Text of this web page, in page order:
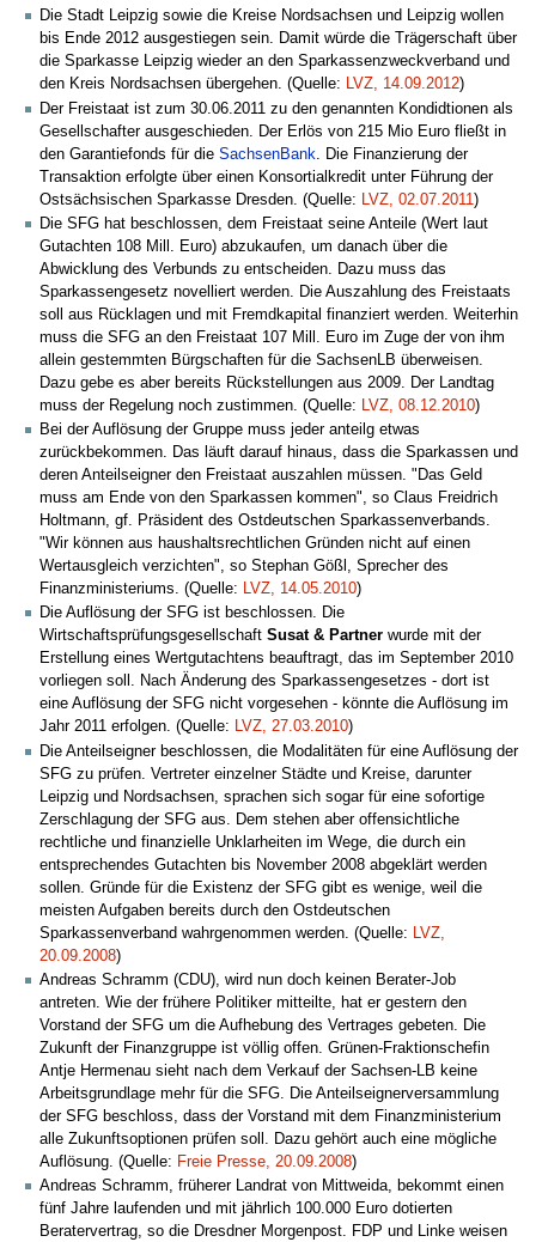
Die Stadt Leipzig sowie die Kreise Nordsachsen und Leipzig wollen
bis Ende 2012 ausgestiegen sein. Damit würde die Trägerschaft über
die Sparkasse Leipzig wieder an den Sparkassenzweckverband und
den Kreis Nordsachsen übergehen. (Quelle: LVZ, 14.09.2012)
Der Freistaat ist zum 30.06.2011 zu den genannten Kondidtionen als
Gesellschafter ausgeschieden. Der Erlös von 215 Mio Euro fließt in
den Garantiefonds für die SachsenBank . Die Finanzierung der
Transaktion erfolgte über einen Konsortialkredit unter Führung der
Ostsächsischen Sparkasse Dresden. (Quelle:
LVZ, 02.07.2011 )
Die SFG hat beschlossen, dem Freistaat seine Anteile (Wert laut
Gutachten 108 Mill. Euro) abzukaufen, um danach über die
Abwicklung des Verbunds zu entscheiden. Dazu muss das
Sparkassengesetz novelliert werden. Die Auszahlung des Freistaats
soll aus Rücklagen und mit Fremdkapital finanziert werden. Weiterhin
muss die SFG an den Freistaat 107 Mill. Euro im Zuge der von ihm
allein gestemmten Bürgschaften für die SachsenLB überweisen.
Dazu gebe es aber bereits Rückstellungen aus 2009. Der Landtag
muss der Regelung noch zustimmen. (Quelle: LVZ, 08.12.2010)
Bei der Auflösung der Gruppe muss jeder anteilg etwas
zurückbekommen. Das läuft darauf hinaus, dass die Sparkassen und
deren Anteilseigner den Freistaat auszahlen müssen. "Das Geld
muss am Ende von den Sparkassen kommen", so Claus Freidrich
Holtmann, gf. Präsident des Ostdeutschen Sparkassenverbands.
"Wir können aus haushaltsrechtlichen Gründen nicht auf einen
Wertausgleich verzichten", so Stephan Gößl, Sprecher des
Finanzministeriums. (Quelle: LVZ, 14.05.2010)
Die Auflösung der SFG ist beschlossen. Die
Wirtschaftsprüfungsgesellschaft Susat & Partner wurde mit der
Erstellung eines Wertgutachtens beauftragt, das im September 2010
vorliegen soll. Nach Änderung des Sparkassengesetzes - dort ist
eine Auflösung der SFG nicht vorgesehen - könnte die Auflösung im
Jahr 2011 erfolgen. (Quelle: LVZ, 27.03.2010)
Die Anteilseigner beschlossen, die Modalitäten für eine Auflösung der
SFG zu prüfen. Vertreter einzelner Städte und Kreise, darunter
Leipzig und Nordsachsen, sprachen sich sogar für eine sofortige
Zerschlagung der SFG aus. Dem stehen aber offensichtliche
rechtliche und finanzielle Unklarheiten im Wege, die durch ein
entsprechendes Gutachten bis November 2008 abgeklärt werden
sollen. Gründe für die Existenz der SFG gibt es wenige, weil die
meisten Aufgaben bereits durch den Ostdeutschen
Sparkassenverband wahrgenommen werden. (Quelle:
LVZ,
20.09.2008)
Andreas Schramm (CDU), wird nun doch keinen Berater-Job
antreten. Wie der frühere Politiker mitteilte, hat er gestern den
Vorstand der SFG um die Aufhebung des Vertrages gebeten. Die
Zukunft der Finanzgruppe ist völlig offen. Grünen-Fraktionschefin
Antje Hermenau sieht nach dem Verkauf der Sachsen-LB keine
Arbeitsgrundlage mehr für die SFG. Die Anteilseignerversammlung
der SFG beschloss, dass der Vorstand mit dem Finanzministerium
alle Zukunftsoptionen prüfen soll. Dazu gehört auch eine mögliche
Auflösung. (Quelle: Freie Presse, 20.09.2008)
Andreas Schramm, früherer Landrat von Mittweida, bekommt einen
fünf Jahre laufenden und mit jährlich 100.000 Euro dotierten
Beratervertrag, so die Dresdner Morgenpost. FDP und Linke weisen